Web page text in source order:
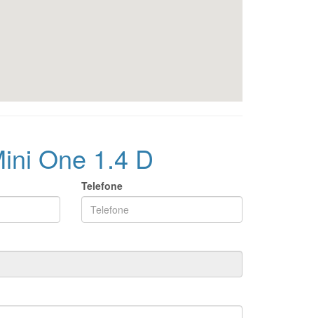
One 1.4 D
Telefone